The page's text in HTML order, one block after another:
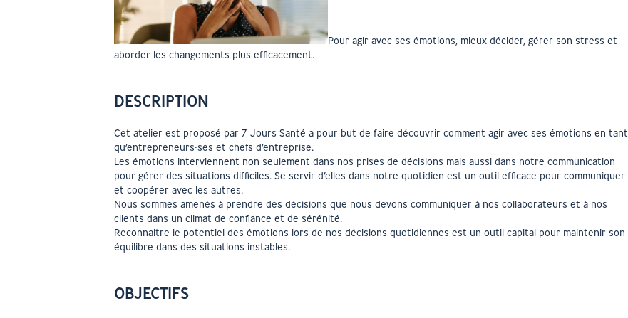
Pour agir avec ses émotions, mieux décider, gérer son stress et
aborder les changements plus efficacement.
DESCRIPTION
Cet atelier est proposé par 7 Jours Santé a pour but de faire découvrir comment agir avec ses émotions en tant
qu’entrepreneurs⸱ses et chefs d’entreprise.
Les émotions interviennent non seulement dans nos prises de décisions mais aussi dans notre communication
pour gérer des situations difficiles. Se servir d’elles dans notre quotidien est un outil efficace pour communiquer
et coopérer avec les autres.
Nous sommes amenés à prendre des décisions que nous devons communiquer à nos collaborateurs et à nos
clients dans un climat de confiance et de sérénité.
Reconnaitre le potentiel des émotions lors de nos décisions quotidiennes est un outil capital pour maintenir son
équilibre dans des situations instables.
OBJECTIFS